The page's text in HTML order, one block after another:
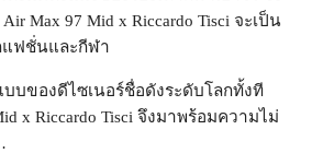
Max 97 Mid x Riccardo Tisci จะเป็น
แฟชั่นและกีฬา
บของดีไซเนอร์ชื่อดังระดับโลกทั้งที
x Riccardo Tisci จึงมาพร้อมความไม่